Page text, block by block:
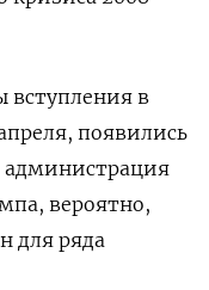
вступления в
появились
вероятно,
для ряда